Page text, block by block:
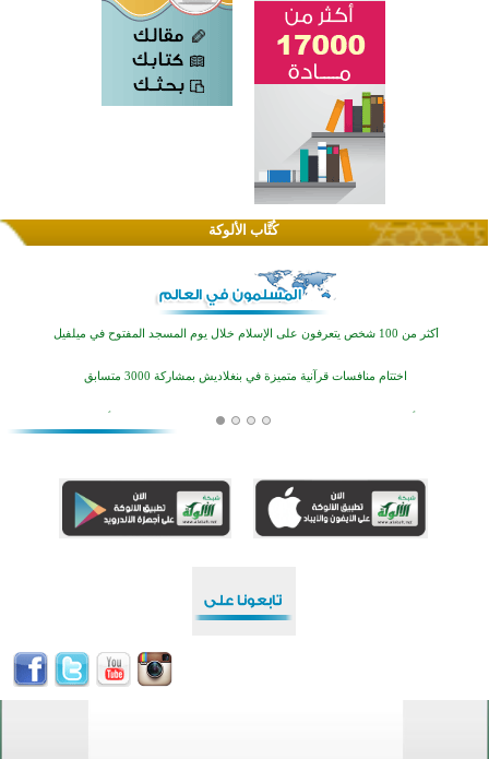
كُتَّاب الألوكة
القرآن والتربية في صدارة البرامج الصيفية للمسلمين في بينزا وساراتوف وموردوفيا هذا العام
اختتام الدورة التاسعة لمسابقة حفظ وتلاوة القرآن الكريم في أزناكاييف
أكثر من 100 شخص يتعرفون على الإسلام خلال يوم المسجد المفتوح في ميلفيل
اختتام منافسات قرآنية متميزة في بنغلاديش بمشاركة 3000 متسابق
منطقة ريبوفسي تحتفل بميلاد مسجد جديد في أجواء إيمانية مميزة